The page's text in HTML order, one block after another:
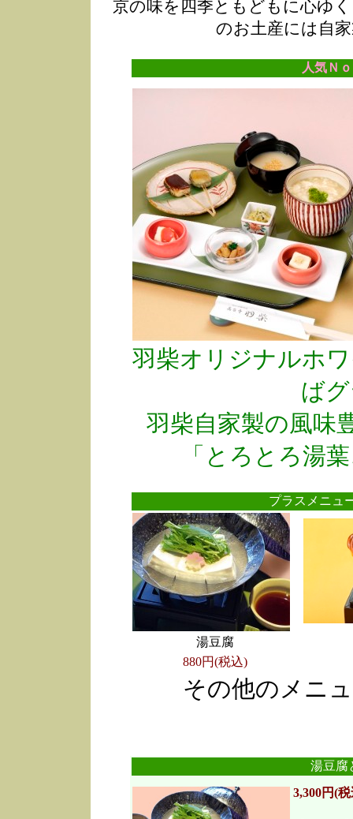
京の味を四季ともどもに心ゆ
のお土産には自
人気Ｎ
羽柴オリジナルホ
ば
羽柴自家製の風味
「とろとろ湯
プラスメニ
湯豆腐
880円(税込)
その他のメニ
湯豆腐
3,300円(